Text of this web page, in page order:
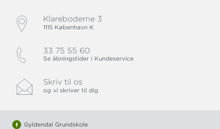
Klareboderne 3
1115 København K
33 75 55 60
Se åbningstider i Kundeservice
Skriv til os
og vi skriver til dig
Gyldendal Grundskole